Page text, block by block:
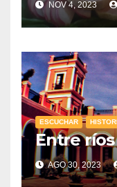
NOV 4, 2023
ESCUCHAR
Entre
AGO 30, 2023